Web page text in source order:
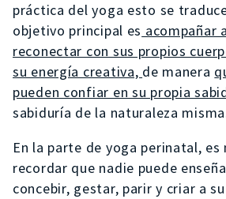
práctica del yoga esto se
objetivo principal es acompañar
reconectar con sus propios
su energía creativa, de manera
pueden confiar en su propia
sabiduría de la naturaleza
En la parte de yoga perinatal,
recordar que nadie puede
concebir, gestar, parir y criar a